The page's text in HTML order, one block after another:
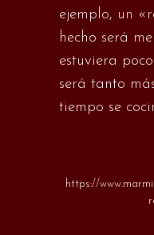
ejemplo, un
hecho será
estuviera
será tanto
tiempo se
https://